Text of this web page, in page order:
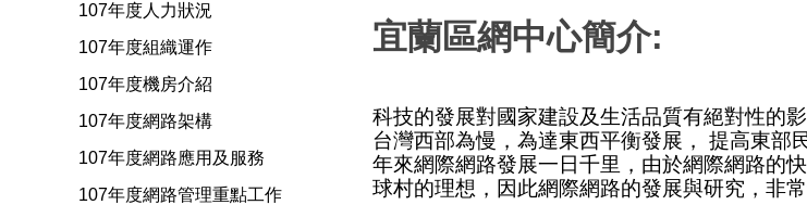
107年度人力狀況
107年度組織運作
107年度機房介紹
107年度網路架構
107年度網路應用及服務
107年度網路管理重點工作
宜蘭區網中心簡介:
科技的發展對國家建設及生活品質有絕對性的
台灣西部為慢，為達東西平衡發展， 提高東部
年來網際網路發展一日千里，由於網際網路的
球村的理想，因此網際網路的發展與研究，非